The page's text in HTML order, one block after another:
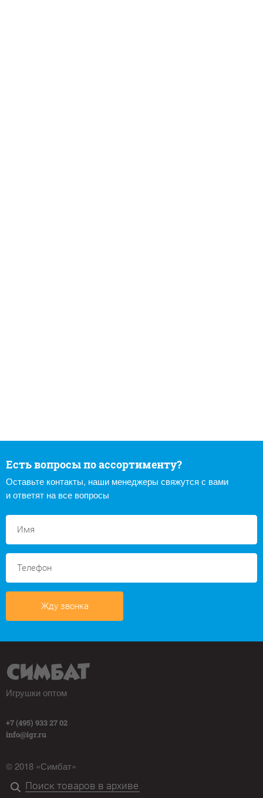
Есть вопросы по ассортименту?
Оставьте контакты, наши менеджеры свяжутся с вами
и ответят на все вопросы
Жду звонка
Игрушки оптом
+7 (495) 933 27 02
info@igr.ru
© 2018 «Симбат»